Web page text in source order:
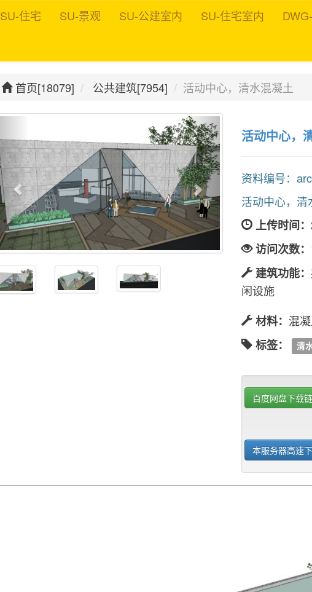
SU-住宅 SU-景观 SU-公建室内 SU-住宅室内
首页[18079] 公共建筑[7954] 活动中心，清水混凝土
活动中心，
资料编号：
活动中心，清
上传时间：
访问次数：
建筑功能：
闲设施
材料： 混
标签：
清
百度网盘下载
本服务器高速